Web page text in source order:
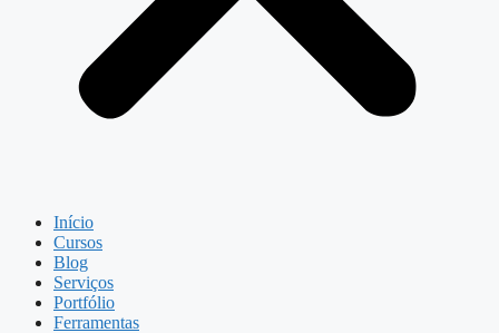
Início
Cursos
Blog
Serviços
Portfólio
Ferramentas